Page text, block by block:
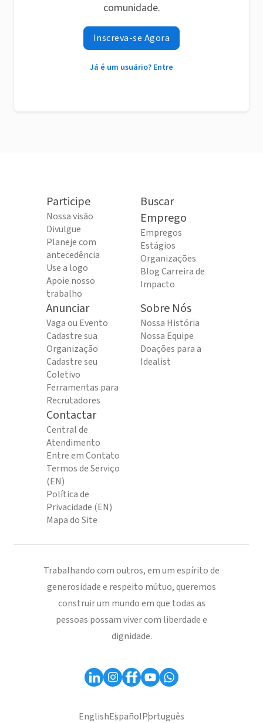
comunidade.
Inscreva-se Agora
Já é um usuário? Entre
Participe
Nossa visão
Divulgue
Planeje com
antecedência
Use a logo
Apoie nosso
trabalho
Buscar
Emprego
Empregos
Estágios
Organizações
Blog Carreira de
Impacto
Anunciar
Vaga ou Evento
Cadastre sua
Organização
Cadastre seu
Coletivo
Ferramentas para
Recrutadores
Sobre Nós
Nossa História
Nossa Equipe
Doações para a
Idealist
Contactar
Central de
Atendimento
Entre em Contato
Termos de Serviço
(EN)
Política de
Privacidade (EN)
Mapa do Site
Trabalhando com outros, em um espírito de
generosidade e respeito mútuo, queremos
construir um mundo em que todas as
pessoas possam viver com liberdade e
dignidade.
EnglishEspañolPortuguês